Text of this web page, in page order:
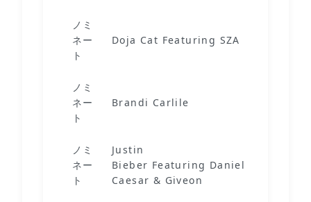
ノミ
ネー
ト
Doja Cat Featuring SZA
ノミ
ネー
ト
Brandi Carlile
ノミ
ネー
ト
Justin
Bieber Featuring Daniel
Caesar & Giveon